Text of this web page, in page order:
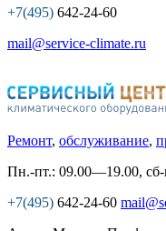
+7(495) 642-24-60
mail@service-climate.ru
Ремонт, обслуживание,
Пн.-пт.: 09.00—19.00, сб-
+7(495) 642-24-60